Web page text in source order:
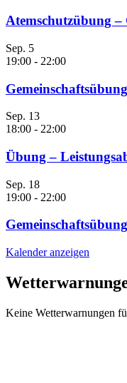
Atemschutzübung
Sep. 5
19:00 - 22:00
Sep. 13
18:00 - 22:00
Übung –
Sep. 18
19:00 - 22:00
Kalender anzeigen
Keine Wetterwarnungen